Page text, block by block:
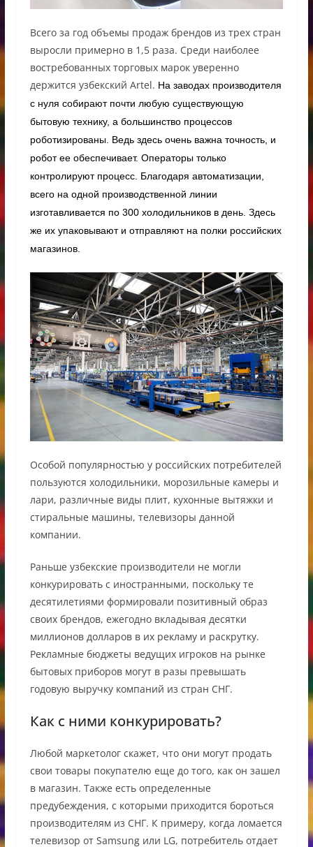
Всего за год объемы продаж брендов из трех стран
выросли примерно в 1,5 раза. Среди наиболее
востребованных торговых марок уверенно
держится узбекский Artel. На заводах производителя
с нуля собирают почти любую существующую
бытовую технику, а большинство процессов
роботизированы. Ведь здесь очень важна точность, и
робот ее обеспечивает. Операторы только
контролируют процесс. Благодаря автоматизации,
всего на одной производственной линии
изготавливается по 300 холодильников в день. Здесь
же их упаковывают и отправляют на полки российских
магазинов.
Особой популярностью у российских потребителей
пользуются холодильники, морозильные камеры и
лари, различные виды плит, кухонные вытяжки и
стиральные машины, телевизоры данной
компании.
Раньше узбекские производители не могли
конкурировать с иностранными, поскольку те
десятилетиями формировали позитивный образ
своих брендов, ежегодно вкладывая десятки
миллионов долларов в их рекламу и раскрутку.
Рекламные бюджеты ведущих игроков на рынке
бытовых приборов могут в разы превышать
годовую выручку компаний из стран СНГ.
Как с ними конкурировать?
Любой маркетолог скажет, что они могут продать
свои товары покупателю еще до того, как он зашел
в магазин. Также есть определенные
предубеждения, с которыми приходится бороться
производителям из СНГ. К примеру, когда ломается
телевизор от Samsung или LG, потребитель отдает